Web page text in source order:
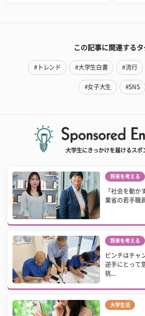
この記事に関連するタ
#トレンド #大学生白書 #流行
#女子大生 #SNS
大学生にきっかけを届けるスポ
将来を考える
「社会を動か
業省の若手職
将来を考える
ピンチはチャ
逆手にとって
挑...
大学生活